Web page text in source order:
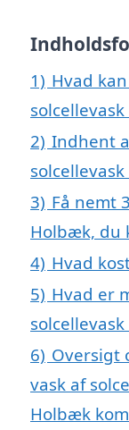
1) Hvad
2) Indhent
3) Få nemt
Holbæk, du
4) Hvad
5) Hvad er
6) Oversigt
vask af
Holbæk